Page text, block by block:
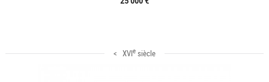
< XVIesiècle